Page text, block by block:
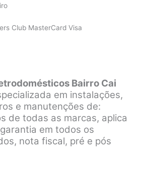
Club MasterCard Visa
Bairro Cai
em instalações,
e manutenções de:
de todas as marcas, aplica
em todos os
nota fiscal, pré e pós